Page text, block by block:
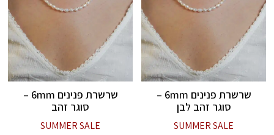
שרשרת פנינים 6mm –
סוגר זהב לבן
SUMMER SALE
שרשרת פנינים 6mm –
סוגר זהב
SUMMER SALE